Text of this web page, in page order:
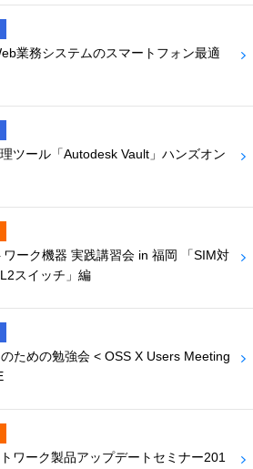
業務システムのスマートフォン最適
ツール「Autodesk Vault」ハンズオン
ワーク機器 実践講習会 in 福岡 「SIM対
スイッチ」編
ための勉強会 < OSS X Users Meeting
ワーク製品アップデートセミナー201